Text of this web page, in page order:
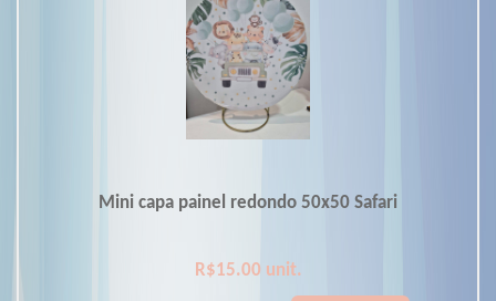
Mini capa painel redondo 50x50 Safari
R$15.00 unit.